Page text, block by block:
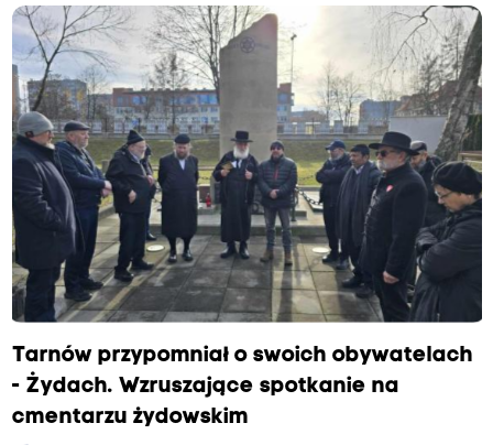
Tarnów przypomniał o swoich obywatelach
- Żydach. Wzruszające spotkanie na
cmentarzu żydowskim